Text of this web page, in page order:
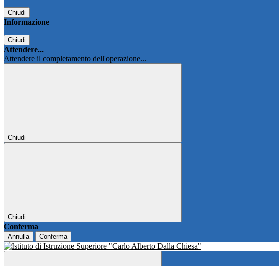
Chiudi
Informazione
Chiudi
Attendere...
Attendere il completamento dell'operazione...
Chiudi
Chiudi
Conferma
Annulla Conferma